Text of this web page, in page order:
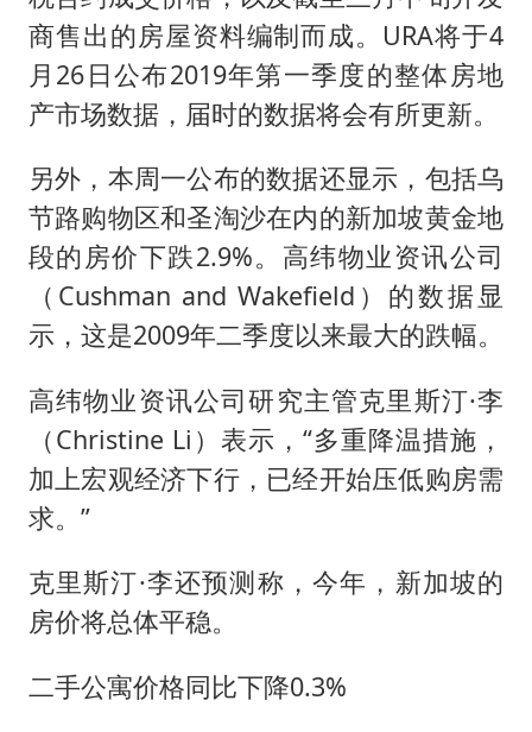
商售出的房屋资料编制而成。URA将于4
月26日公布2019年第一季度的整体房地
产市场数据，届时的数据将会有所更新。
另外，本周一公布的数据还显示，包括乌
节路购物区和圣淘沙在内的新加坡黄金地
段的房价下跌2.9%。高纬物业资讯公司
（Cushman and Wakefield）的数据显
示，这是2009年二季度以来最大的跌幅。
高纬物业资讯公司研究主管克里斯汀·李
（Christine Li）表示，“多重降温措施，
加上宏观经济下行，已经开始压低购房需
求。”
克里斯汀·李还预测称，今年，新加坡的
房价将总体平稳。
二手公寓价格同比下降0.3%